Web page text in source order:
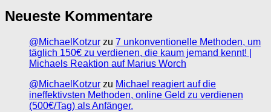
Neueste Kommentare
@MichaelKotzur zu 7 unkonventionelle Methoden, um
täglich 150€ zu verdienen, die kaum jemand kennt! |
Michaels Reaktion auf Marius Worch
@MichaelKotzur zu Michael reagiert auf die
ineffektivsten Methoden, online Geld zu verdienen
(500€/Tag) als Anfänger.